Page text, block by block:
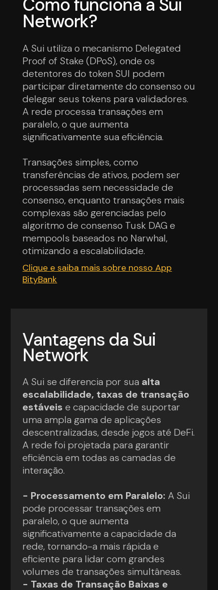
Como funciona a Sui
Network?
A Sui utiliza o mecanismo Delegated
Proof of Stake (DPoS), onde os
detentores do token SUI podem
participar diretamente do consenso ou
delegar seus tokens para validadores.
A rede processa transações em
paralelo, o que aumenta
significativamente sua eficiência.
Transações simples, como
transferências de ativos, podem ser
processadas sem necessidade de
consenso, enquanto transações mais
complexas são gerenciadas pelo
algoritmo de consenso Tusk DAG e
mempools baseados no Narwhal,
otimizando a escalabilidade.
Clique e saiba mais sobre nosso App
BityBank
Vantagens da Sui
Network
A Sui se diferencia por sua alta
escalabilidade, taxas de transação
estáveis e capacidade de suportar
uma ampla gama de aplicações
descentralizadas, desde jogos até DeFi.
A rede foi projetada para garantir
eficiência em todas as camadas de
interação.
- Processamento em Paralelo: A Sui
pode processar transações em
paralelo, o que aumenta
significativamente a capacidade da
rede, tornando-a mais rápida e
eficiente para lidar com grandes
volumes de transações simultâneas.
- Taxas de Transação Baixas e